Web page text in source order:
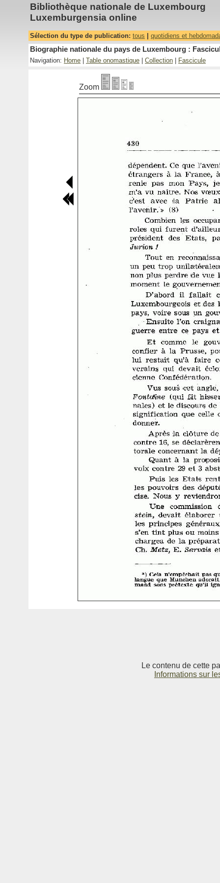
Bibliothèque nationale de Luxembourg
Luxemburgensia online
Sélection du type de publication: tous quotidiens et
Biographie nationale du pays de Luxembourg :
Navigation: Home Table onomastique Collection Fascicule
Zoom
Le contenu de cette
Informations sur